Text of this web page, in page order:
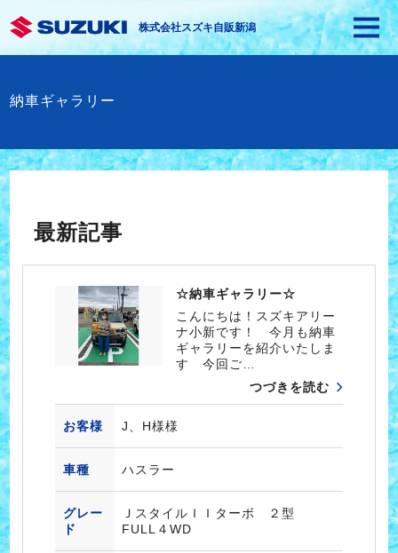
株式会社スズキ自販新潟
納車ギャラリー
最新記事
☆納車ギャラリー☆
こんにちは！スズキアリー
ナ小新です！ 今月も納車
ギャラリーを紹介いたしま
す 今回ご…
つづきを読む
お客様 J、H様様
車種 ハスラー
グレー
ド
ＪスタイルＩＩターボ ２型
FULL４WD